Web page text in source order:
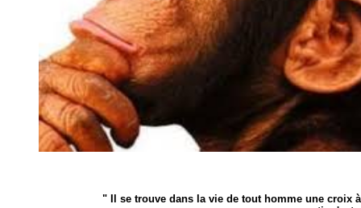
" Il se trouve dans la vie de tout homme une croix